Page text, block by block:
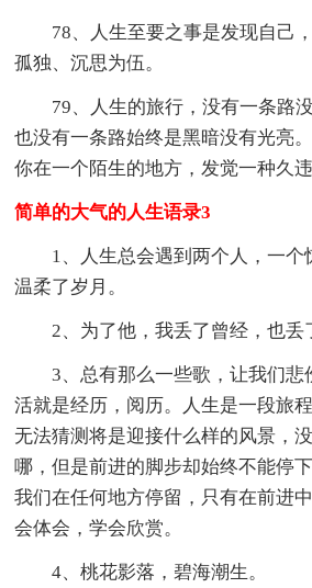
78、人生至要之事是发现自己
孤独、沉思为伍。
79、人生的旅行，没有一条路没
也没有一条路始终是黑暗没有光亮
你在一个陌生的地方，发觉一种久违
简单的大气的人生语录3
1、人生总会遇到两个人，一个
温柔了岁月。
2、为了他，我丢了曾经，也丢
3、总有那么一些歌，让我们悲
活就是经历，阅历。人生是一段旅
无法猜测将是迎接什么样的风景，
哪，但是前进的脚步却始终不能停
我们在任何地方停留，只有在前进
会体会，学会欣赏。
4、桃花影落，碧海潮生。